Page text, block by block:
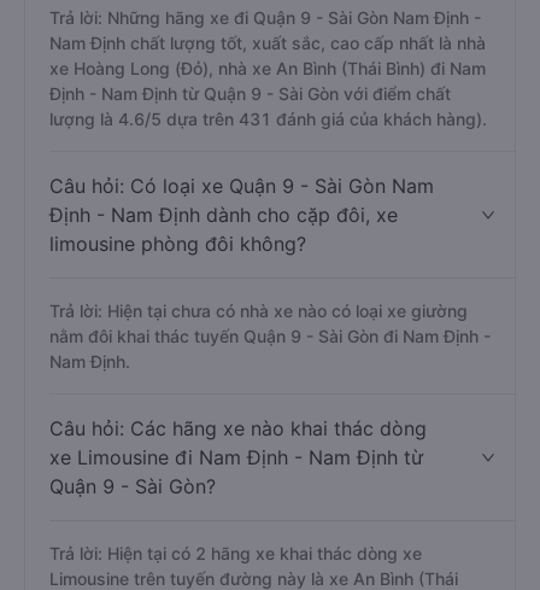
Trả lời: Những hãng xe đi Quận 9 - Sài Gòn Nam Định -
Nam Định chất lượng tốt, xuất sắc, cao cấp nhất là nhà
xe Hoàng Long (Đỏ), nhà xe An Bình (Thái Bình) đi Nam
Định - Nam Định từ Quận 9 - Sài Gòn với điểm chất
lượng là 4.6/5 dựa trên 431 đánh giá của khách hàng).
Câu hỏi: Có loại xe Quận 9 - Sài Gòn Nam
Định - Nam Định dành cho cặp đôi, xe
limousine phòng đôi không?
Trả lời: Hiện tại chưa có nhà xe nào có loại xe giường
nằm đôi khai thác tuyến Quận 9 - Sài Gòn đi Nam Định -
Nam Định.
Câu hỏi: Các hãng xe nào khai thác dòng
xe Limousine đi Nam Định - Nam Định từ
Quận 9 - Sài Gòn?
Trả lời: Hiện tại có 2 hãng xe khai thác dòng xe
Limousine trên tuyến đường này là xe An Bình (Thái